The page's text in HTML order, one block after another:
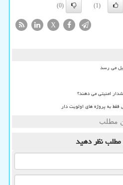
(1)
(0)
X
می رسد
امنیتی می دهند؟
به پروژه های اولویت دار
مطلب
مطلبنظر دهید